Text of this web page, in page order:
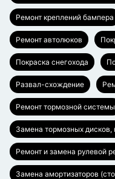
Ремонт креплений бампера
Ремонт автолюков
Покраска снегохода
Развал-схождение
Ремонт тормозной системы
Замена тормозных дисков,
Ремонт и замена рулевой
Замена амортизаторов